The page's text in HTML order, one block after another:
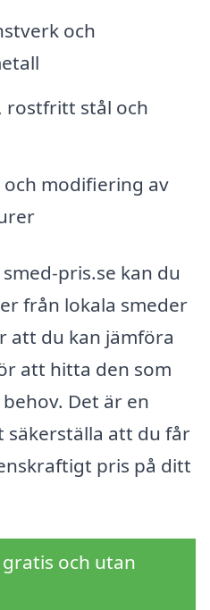
och
rostfritt stål och
modifiering av
pris.se kan du
från lokala smeder
att du kan jämföra
att hitta den som
Det är en
att du får
pris på ditt
och utan